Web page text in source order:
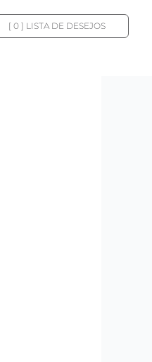
[ 0] LISTA DE DESEJOS